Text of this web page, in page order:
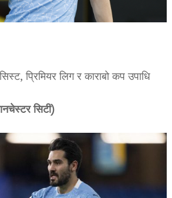
प्रिमियर लिग र काराबो कप उपाधि
सिटी)